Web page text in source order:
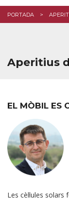
PORTADA
Aperitius
EL MÒBIL ES
Les cèl·lules